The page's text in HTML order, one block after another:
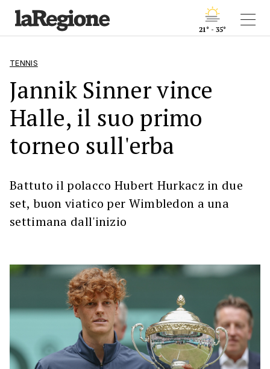
21° - 35°
TENNIS
Jannik Sinner vince
Halle, il suo primo
torneo sull'erba
Battuto il polacco Hubert Hurkacz in due
set, buon viatico per Wimbledon a una
settimana dall'inizio